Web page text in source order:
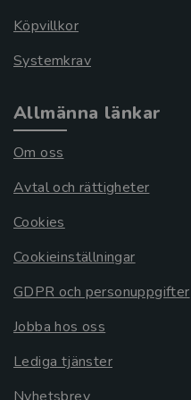
Köpvillkor
Systemkrav
Allmänna länkar
Om oss
Avtal och rättigheter
Cookies
Cookieinställningar
GDPR och personuppgifter
Jobba hos oss
Lediga tjänster